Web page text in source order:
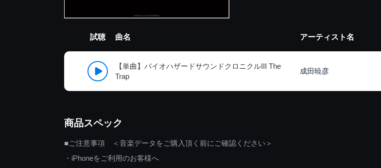
試聴 曲名 アーティスト名
【単曲】バイオハザードサウンドクロニクルIII The
Trap
成田暁彦
商品スペック
■ご注意事項 ＜音楽データをご購入頂く前にご確認ください＞
・iPhoneをご利用のお客様へ